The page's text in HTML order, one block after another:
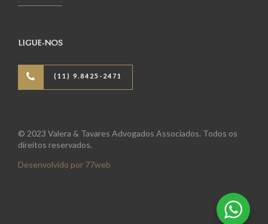
LIGUE-NOS
(11) 9.8425-2471
© 2023 Valera & Tavares Advogados Associados. Todos os
direitos reservados.
Desenvolvido por 77web